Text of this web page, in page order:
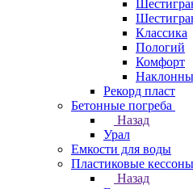
Классика
Пологий
Комфорт
Рекорд пласт
Бетонные погреба
Назад
Урал
Емкости для воды
Пластиковые кессоны
Назад